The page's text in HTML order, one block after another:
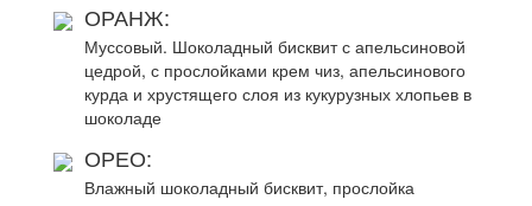
ОРАНЖ:
Муссовый. Шоколадный бисквит с апельсиновой
цедрой, с прослойками крем чиз, апельсинового
курда и хрустящего слоя из кукурузных хлопьев в
шоколаде
ОРЕО:
Влажный шоколадный бисквит, прослойка